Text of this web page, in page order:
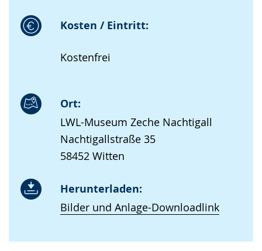
Kosten / Eintritt:
Kostenfrei
Ort:
LWL-Museum Zeche Nachtigall
Nachtigallstraße 35
58452 Witten
Herunterladen:
Bilder und Anlage-Downloadlink